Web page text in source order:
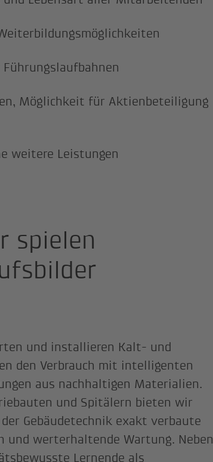
Möglichkeit für Aktienbeteiligung
weitere Leistungen
spielen
und installieren Kalt- und
den Verbrauch mit intelligenten
aus nachhaltigen Materialien.
und Spitälern bieten wir
Gebäudetechnik exakt verbaute
und werterhaltende Wartung. Neben
Lernende als